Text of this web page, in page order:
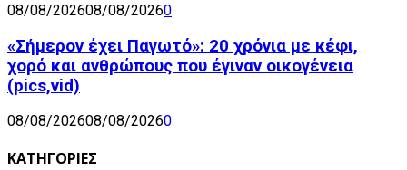
08/08/202608/08/20260
«Σήμερον έχει Παγωτό»: 20 χρόνια με κέφι,
χορό και ανθρώπους που έγιναν οικογένεια
(pics,vid)
08/08/202608/08/20260
ΚΑΤΗΓΟΡΙΕΣ